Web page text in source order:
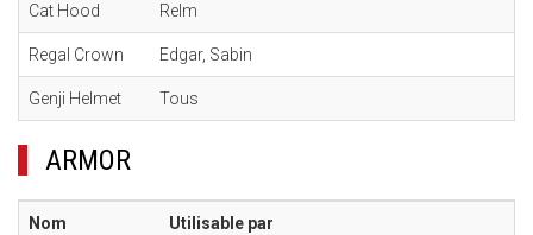
Cat Hood Relm
Regal Crown Edgar, Sabin
Genji Helmet Tous
ARMOR
Nom Utilisable par